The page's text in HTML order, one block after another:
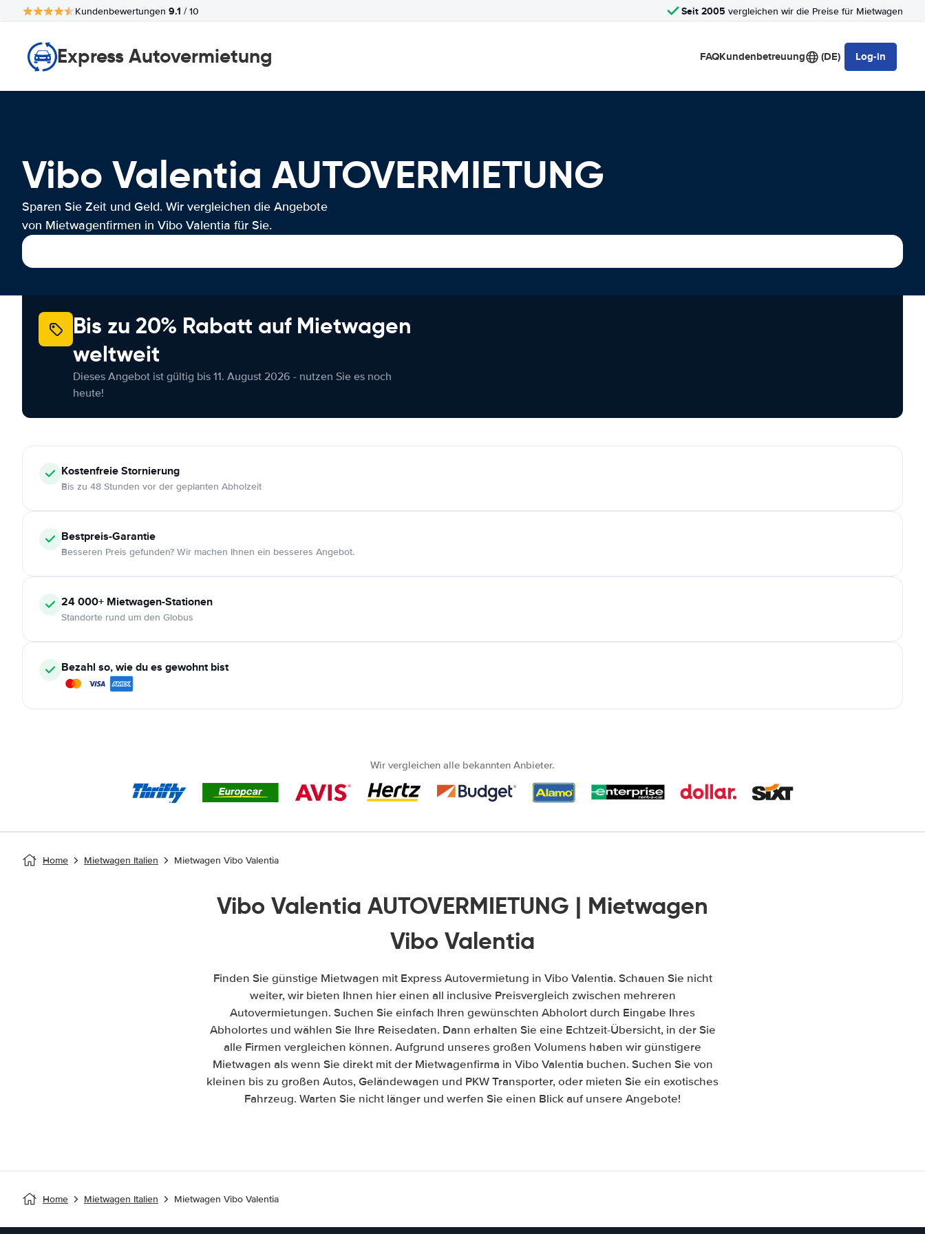
Kundenbewertungen 9.1 / 10 Seit 2005 vergleichen wir die Preise für Mietwagen
Express Autovermietung FAQKundenbetreuung (DE) Log-in
Vibo Valentia AUTOVERMIETUNG
Sparen Sie Zeit und Geld. Wir vergleichen die Angebote
von Mietwagenfirmen in Vibo Valentia für Sie.
Bis zu 20% Rabatt auf Mietwagen
weltweit
Dieses Angebot ist gültig bis 11. August 2026 - nutzen Sie es noch
heute!
KostenfreieStornierung
Bis zu 48 Stunden vor der geplanten Abholzeit
Bestpreis-Garantie
Besseren Preis gefunden? Wir machen Ihnen ein besseres Angebot.
24 000+ Mietwagen-Stationen
Standorte rund um den Globus
Bezahl so, wie du es gewohnt bist
Wir vergleichen alle bekannten Anbieter.
Home Mietwagen Italien Mietwagen Vibo Valentia
Vibo Valentia AUTOVERMIETUNG | Mietwagen
Vibo Valentia
Finden Sie günstige Mietwagen mit Express Autovermietung in Vibo Valentia. Schauen Sie nicht
weiter, wir bieten Ihnen hier einen all inclusive Preisvergleich zwischen mehreren
Autovermietungen. Suchen Sie einfach Ihren gewünschten Abholort durch Eingabe Ihres
Abholortes und wählen Sie Ihre Reisedaten. Dann erhalten Sie eine Echtzeit-Übersicht, in der Sie
alle Firmen vergleichen können. Aufgrund unseres großen Volumens haben wir günstigere
Mietwagen als wenn Sie direkt mit der Mietwagenfirma in Vibo Valentia buchen. Suchen Sie von
kleinen bis zu großen Autos, Geländewagen und PKW Transporter, oder mieten Sie ein exotisches
Fahrzeug. Warten Sie nicht länger und werfen Sie einen Blick auf unsere Angebote!
Home Mietwagen Italien Mietwagen Vibo Valentia